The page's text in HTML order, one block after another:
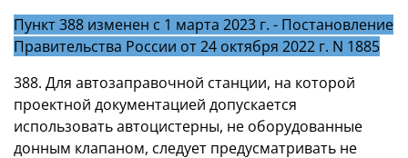
Пункт 388 изменен с 1 марта 2023 г. - Постановление
Правительства России от 24 октября 2022 г. N 1885
388. Для автозаправочной станции, на которой
проектной документацией допускается
использовать автоцистерны, не оборудованные
донным клапаном, следует предусматривать не